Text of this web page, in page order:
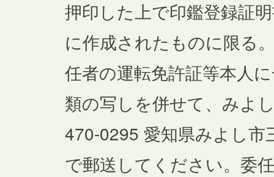
押印した上で印鑑登録証
に作成されたものに限る
任者の運転免許証等本人
類の写しを併せて、みよ
470-0295 愛知県みよし市
で郵送してください。委